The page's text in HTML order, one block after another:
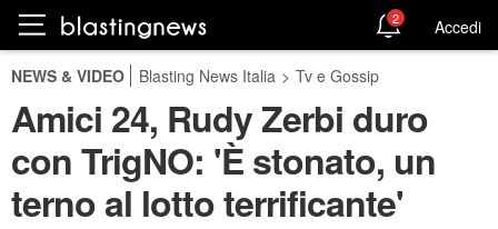
2 Accedi
NEWS & VIDEO Blasting News Italia > Tv e Gossip
Amici 24, Rudy Zerbi duro
con TrigNO: 'È stonato, un
terno al lotto terrificante'